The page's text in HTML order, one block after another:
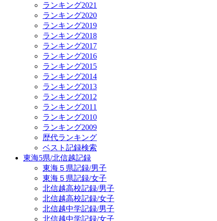
ランキング2021
ランキング2020
ランキング2019
ランキング2018
ランキング2017
ランキング2016
ランキング2015
ランキング2014
ランキング2013
ランキング2012
ランキング2011
ランキング2010
ランキング2009
歴代ランキング
ベスト記録検索
東海5県/北信越記録
東海５県記録/男子
東海５県記録/女子
北信越高校記録/男子
北信越高校記録/女子
北信越中学記録/男子
北信越中学記録/女子